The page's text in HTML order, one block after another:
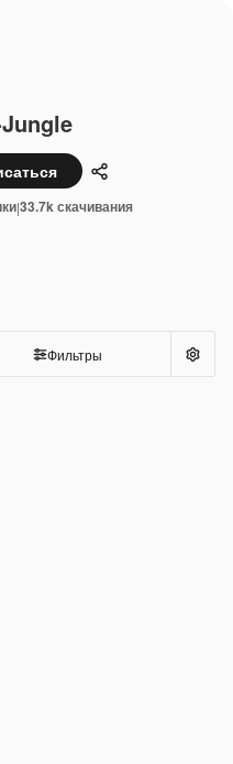
Поделиться
|33.7k скачивания
Фильтры